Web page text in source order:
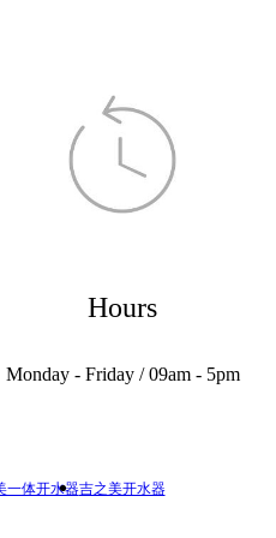
Hours
Monday - Friday / 09am - 5pm
一体开水器吉之美开水器